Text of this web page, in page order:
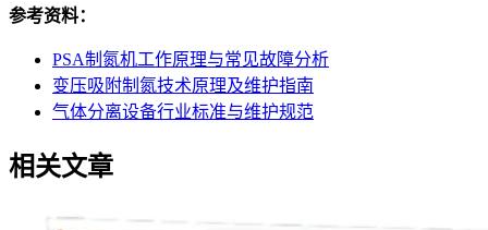
参考资料：
PSA制氮机工作原理与常见故障分析
变压吸附制氮技术原理及维护指南
气体分离设备行业标准与维护规范
相关文章